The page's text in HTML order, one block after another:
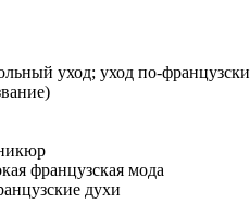
уход; уход по-французски
французская мода
духи